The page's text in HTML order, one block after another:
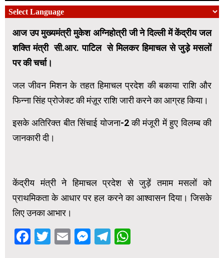
आज उप मुख्यमंत्री मुकेश अग्निहोत्री जी ने दिल्ली में केंद्रीय जल
शक्ति मंत्री सी.आर. पाटिल से मिलकर हिमाचल से जुड़े मसलों
पर की चर्चा।
जल जीवन मिशन के तहत हिमाचल प्रदेश की बकाया राशि और
फिन्ना सिंह प्रोजेक्ट की मंज़ूर राशि जारी करने का आग्रह किया।
इसके अतिरिक्त बीत सिंचाई योजना-2 की मंजूरी में हुए विलम्ब की
जानकारी दी।
केंद्रीय मंत्री ने हिमाचल प्रदेश से जुड़ें तमाम मसलों को
प्राथमिकता के आधार पर हल करने का आश्वासन दिया। जिसके
लिए उनका आभार।
Facebook
Twitter
EmailMessenger
Telegram